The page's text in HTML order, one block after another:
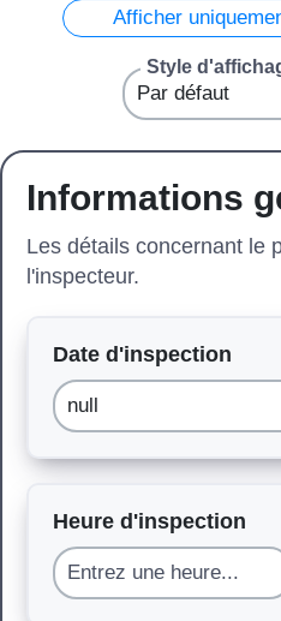
Afficher
Style
Informations
Les détails concernant le
l'inspecteur.
Date d'inspection
Heure d'inspection